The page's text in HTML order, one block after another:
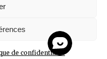
de confidentialité